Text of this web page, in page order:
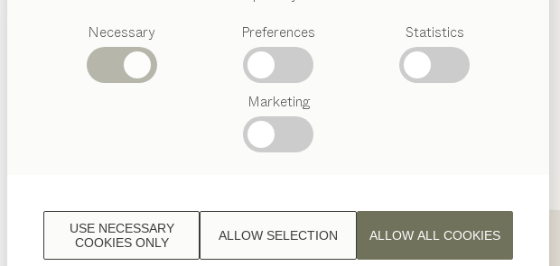
Necessary
Preferences Statistics
Marketing
USE NECESSARY
COOKIES ONLY
ALLOW SELECTION ALLOW ALL COOKIES
Esstische
Küchen
Regale
Betten
Interior
Design
TEAM
7 Welt
ÜBER UNS
HÄNDLER